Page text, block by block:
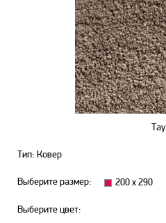
Тип: Ковер
Выберите размер: 200 х 290
Выберите цвет: